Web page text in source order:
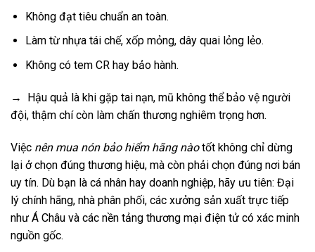
Không đạt tiêu chuẩn an toàn.
Làm từ nhựa tái chế, xốp mỏng, dây quai lỏng lẻo.
Không có tem CR hay bảo hành.
→ Hậu quả là khi gặp tai nạn, mũ không thể bảo vệ người
đội, thậm chí còn làm chấn thương nghiêm trọng hơn.
Việc nên mua nón bảo hiểm hãng nàotốt không chỉ dừng
lại ở chọn đúng thương hiệu, mà còn phải chọn đúng nơi bán
uy tín. Dù bạn là cá nhân hay doanh nghiệp, hãy ưu tiên: Đại
lý chính hãng, nhà phân phối, các xưởng sản xuất trực tiếp
như Á Châu và các nền tảng thương mại điện tử có xác minh
nguồn gốc.